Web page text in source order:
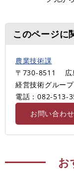
このページに
農業技術課
〒730-8511
経営技術グループ
電話：082-513-
お問い合わ
お